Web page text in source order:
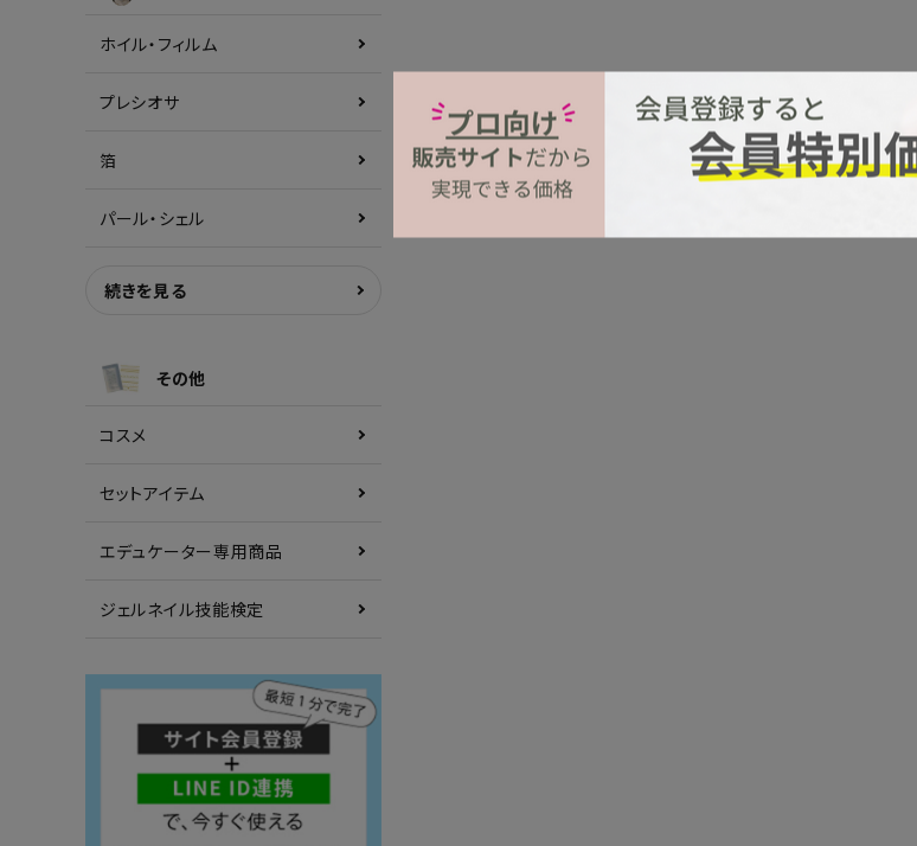
ホイル・フィルム
プレシオサ
箔
パール・シェル
続きを見る
その他
コスメ
セットアイテム
エデュケーター専用商品
ジェルネイル技能検定